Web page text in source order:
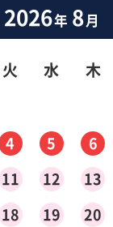
2026年 8月
火 水 木
4 5 6
11 12 13
18 19 20